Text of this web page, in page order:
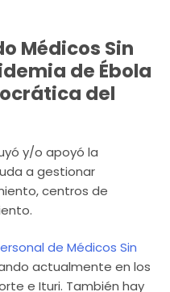
Médicos Sin
de Ébola
del
y/o apoyó la
a gestionar
centros de
de Médicos Sin
actualmente en los
e Ituri. También hay